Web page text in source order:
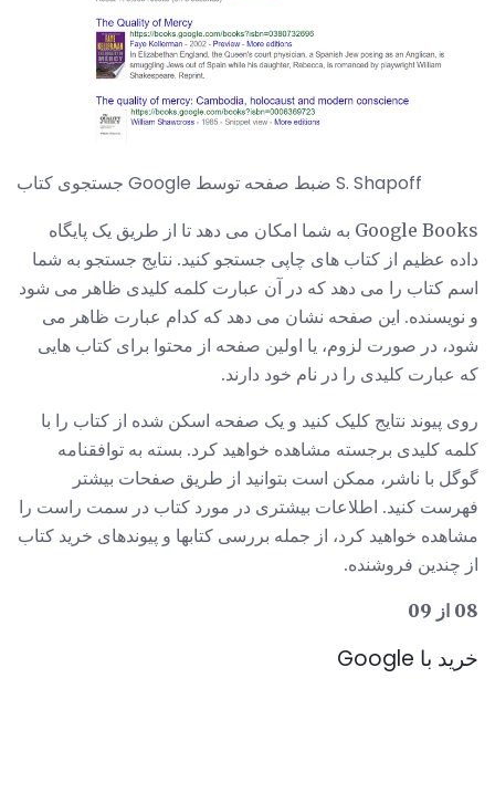
جستجوی کتاب Google ضبط صفحه توسط S. Shapoff
Google Books به شما امکان می دهد تا از طریق یک پایگاه
داده عظیم از کتاب های چاپی جستجو کنید. نتایج جستجو به شما
اسم کتاب را می دهد که در آن عبارت کلمه کلیدی ظاهر می شود
و نویسنده. این صفحه نشان می دهد که کدام عبارت ظاهر می
شود، در صورت لزوم، یا اولین صفحه از محتوا برای کتاب هایی
که عبارت کلیدی را در نام خود دارند.
روی پیوند نتایج کلیک کنید و یک صفحه اسکن شده از کتاب را با
کلمه کلیدی برجسته مشاهده خواهید کرد. بسته به توافقنامه
گوگل با ناشر، ممکن است بتوانید از طریق صفحات بیشتر
فهرست کنید. اطلاعات بیشتری در مورد کتاب در سمت راست را
مشاهده خواهید کرد، از جمله بررسی کتابها و پیوندهای خرید کتاب
از چندین فروشنده.
08 از 09
خرید با Google